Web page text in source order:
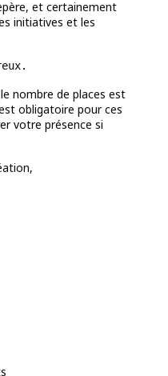
et certainement
initiatives et les
nombre de places est
obligatoire pour ces
votre présence si